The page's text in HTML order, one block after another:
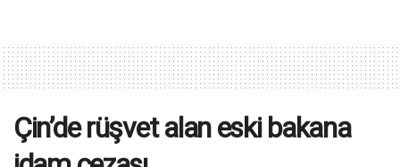
Çin’de rüşvet alan eski bakana